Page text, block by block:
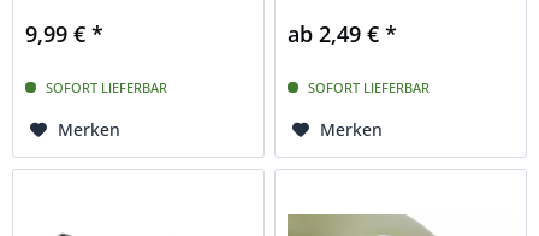
9,99 € *
SOFORT LIEFERBAR
Merken
ab 2,49 € *
SOFORT LIEFERBAR
Merken